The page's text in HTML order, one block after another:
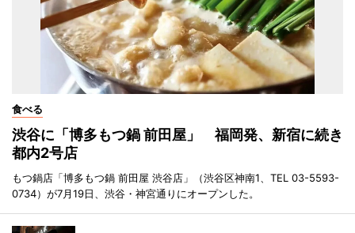
食べる
渋谷に「博多もつ鍋 前田屋」 福岡発、新宿に続き
都内2号店
もつ鍋店「博多もつ鍋 前田屋 渋谷店」（渋谷区神南1、TEL 03-5593-
0734）が7月19日、渋谷・神宮通りにオープンした。